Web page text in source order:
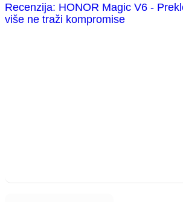
Recenzija: HONOR Magic V6 -
više ne traži kompromise